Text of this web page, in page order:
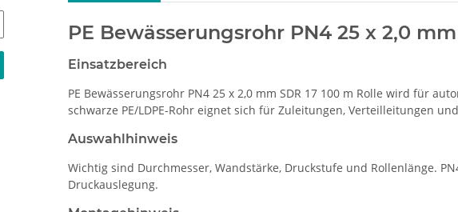
PE Bewässerungsrohr PN4 25 x 2,0 mm
Einsatzbereich
PE Bewässerungsrohr PN4 25 x 2,0 mm SDR 17 100 m Rolle wird für
schwarze PE/LDPE-Rohr eignet sich für Zuleitungen, Verteilleitungen
Auswahlhinweis
Wichtig sind Durchmesser, Wandstärke, Druckstufe und Rollenlänge.
Druckauslegung.